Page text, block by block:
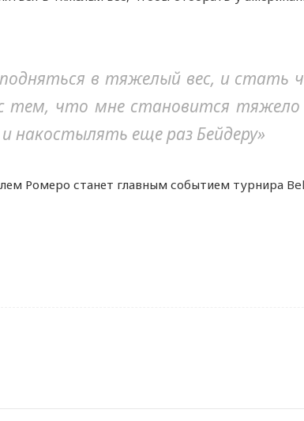
в тяжелый вес, и стать
тем, что мне становится тяжело
накостылять еще раз Бейдеру»
Ромеро станет главным событием турнира